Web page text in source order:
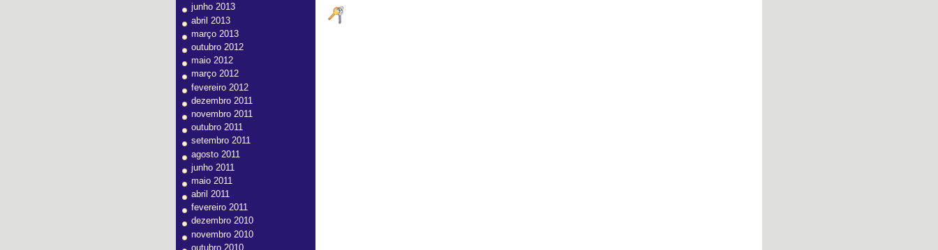
junho 2013
abril 2013
março 2013
outubro 2012
maio 2012
março 2012
fevereiro 2012
dezembro 2011
novembro 2011
outubro 2011
setembro 2011
agosto 2011
junho 2011
maio 2011
abril 2011
fevereiro 2011
dezembro 2010
novembro 2010
outubro 2010